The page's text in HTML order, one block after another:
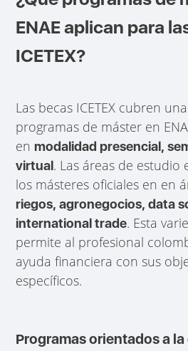
ENAE aplican para
ICETEX?
Las becas ICETEX cubren
programas de máster en
enmodalidad presencial,
virtual. Las áreas de estudio
los másteres oficiales en en
riegos, agronegocios, data
international trade. Esta
permite al profesional
ayuda financiera con sus
específicos.
Programas orientados a